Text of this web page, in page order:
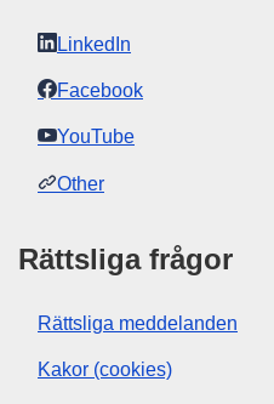
LinkedIn
Facebook
YouTube
Other
Rättsliga frågor
Rättsliga meddelanden
Kakor (cookies)